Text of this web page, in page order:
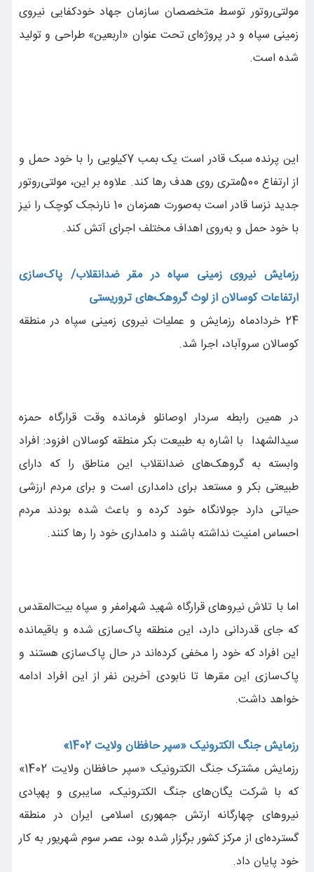
مولتی‌روتور توسط متخصصان سازمان جهاد خودکفایی نیروی
زمینی سپاه و در پروژه‌ای تحت عنوان «اربعین» طراحی و تولید
شده است.
این پرنده سبک قادر است یک بمب 7کیلویی را با خود حمل و
از ارتفاع 500متری روی هدف رها کند. علاوه بر این،‌ مولتی‌روتور
جدید نزسا قادر است به‌صورت همزمان 10 نارنجک کوچک را نیز
با خود حمل و به‌روی اهداف مختلف اجرای آتش کند.
رزمایش نیروی زمینی سپاه در مقر ضدانقلاب/ پاک‌سازی
ارتفاعات کوسالان از لوث گروهک‌های تروریستی
24 خردادماه رزمایش و عملیات نیروی زمینی سپاه در منطقه
کوسالان سروآباد، اجرا شد.
در همین رابطه سردار اوصانلو فرمانده وقت قرارگاه حمزه
سیدالشهدا با اشاره به طبیعت بکر منطقه کوسالان افزود: افراد
وابسته به گروهک‌های ضد‌انقلاب این مناطق را که دارای
طبیعتی بکر و مستعد برای دامداری است و برای مردم ارزشی
حیاتی دارد جولانگاه خود کرده ‌و باعث شده بودند مردم
احساس امنیت نداشته باشند و دامداری خود را رها کنند.
اما با تلاش نیروهای قرارگاه شهید شهرامفر و سپاه بیت‌المقدس
که جای قدردانی دارد، این منطقه پاک‌سازی شده و باقیمانده
این افراد که خود را مخفی کرده‌اند در حال پاک‌سازی هستند و
پاک‌سازی این‌ مقرها تا نابودی آخرین نفر از این افراد ادامه
خواهد داشت.
رزمایش جنگ الکترونیک «سپر حافظان ولایت 1402»
رزمایش مشترک جنگ الکترونیک «سپر حافظان ولایت 1402»
که با شرکت یگان‌های جنگ الکترونیک، سایبری و پهپادی
نیروهای چهارگانه ارتش جمهوری اسلامی ایران در منطقه
گسترده‌ای از مرکز کشور برگزار شده بود، عصر سوم شهریور به کار
خود پایان داد.